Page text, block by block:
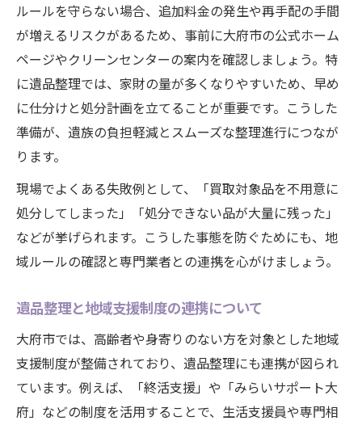
ルールを守らない場合、追加料金の発生や再手配の手間
が増えるリスクがあるため、事前に大府市の公式ホーム
ページやクリーンセンターの案内を確認しましょう。特
に遺品整理では、家財の量が多くなりやすいため、早め
に仕分けと処分計画を立てることが重要です。こうした
準備が、遺族の負担軽減とスムーズな整理進行につなが
ります。
現場でよくある失敗例として、「買取対象品を不用意に
処分してしまった」「処分できない品が大量に残った」
などが挙げられます。こうした事態を防ぐためにも、地
域ルールの確認と専門業者との連携を心がけましょう。
遺品整理と地域支援制度の連携について
大府市では、高齢者や身寄りのない方を対象とした地域
支援制度が整備されており、遺品整理にも連携が図られ
ています。例えば、「終活支援」や「みらいサポート大
府」などの制度を活用することで、生活支援員や専門相